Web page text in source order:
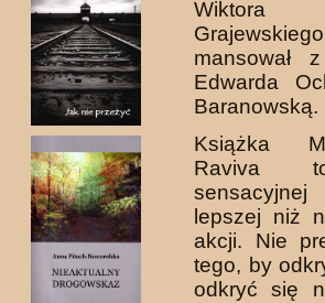
Wiktora
mansował
Edwarda
Baranowską.
Książka
Raviva
lepszej niż
akcji. Nie
tego, by
odkryć się